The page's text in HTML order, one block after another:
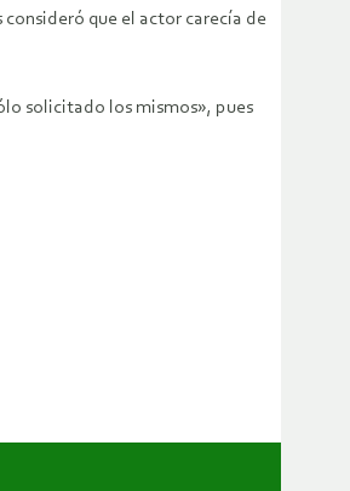
que el actor carecía de
solicitado los mismos», pues